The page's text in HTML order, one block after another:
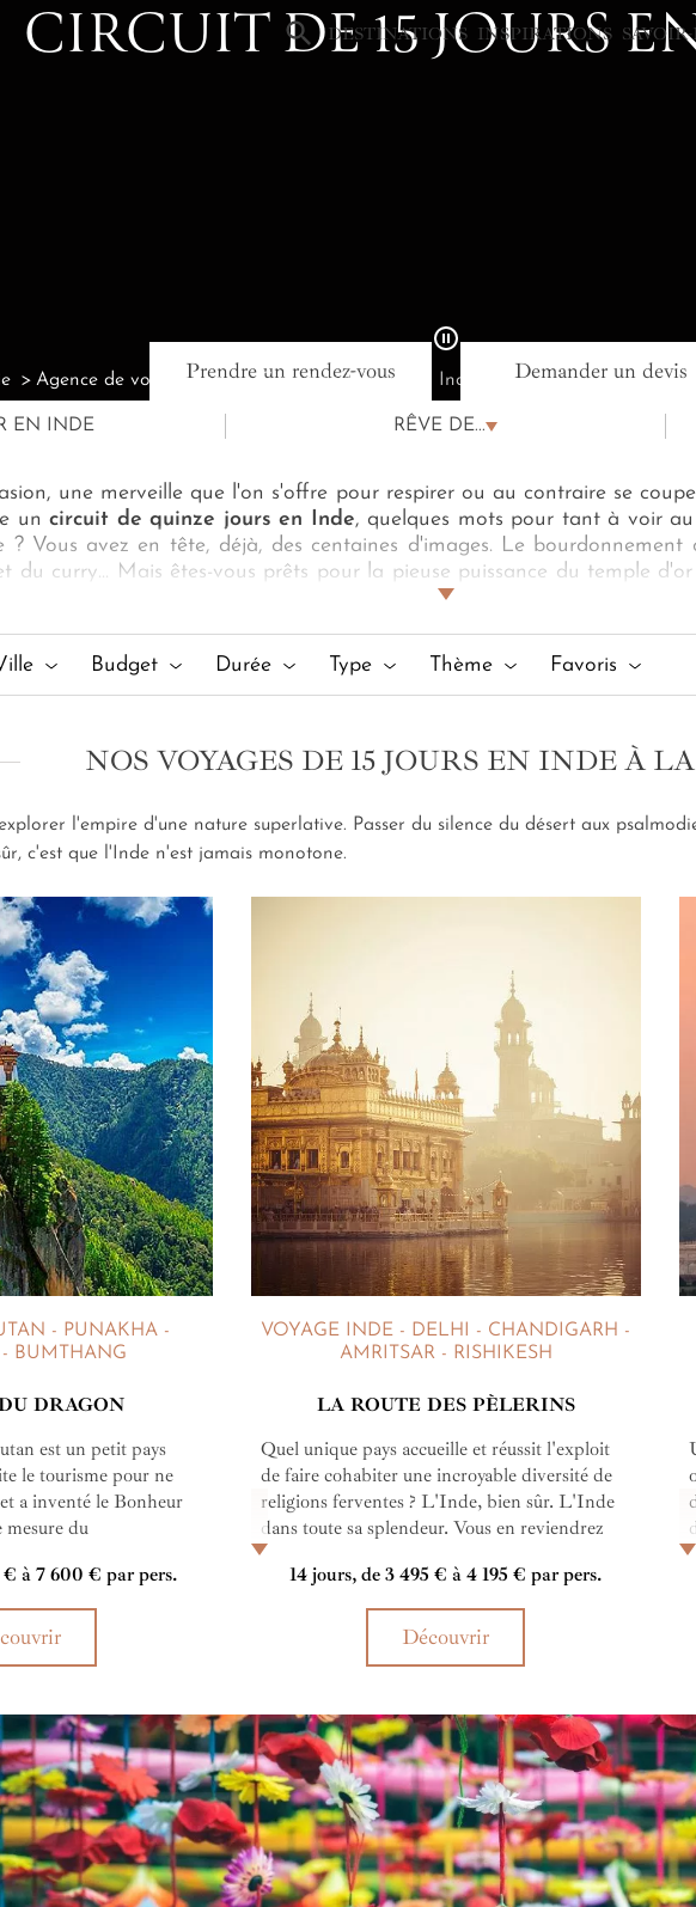
× DESTINATIONS INSPIRATIONS
CIRCUIT DE 15 JOURS
Prendre un rendez-vous Demander un devis
Agence de voyage Inde Circuit de 15 jours en Inde
EN INDE RÊVE DE...
une merveille que l'on s'offre pour respirer ou au contraire se
uncircuit de quinze jours en Inde, quelques mots pour tant à voir au
Vous avez en tête, déjà, des centaines d'images. Le bourdonnement
du curry... Mais êtes-vous prêts pour la pieuse puissance du temple
regards ? Chauffeur, guide francophone, votre créateur d'itinéraire et
ce que vous imaginez.
Budget Durée Type Thème Favoris
NOS VOYAGES DE 15 JOURS EN INDE À
l'empire d'une nature superlative. Passer du silence du désert aux
c'est que l'Inde n'est jamais monotone.
- PUNAKHA -
- BUMTHANG
DRAGON
est un petit pays
le tourisme pour ne
a inventé le Bonheur
du
depuis peu,
dans le pays pour les
d'arréter de
€ à 7 600 € par pers.
VOYAGE INDE - DELHI - CHANDIGARH -
AMRITSAR - RISHIKESH
LA ROUTE DES PÈLERINS
Quel unique pays accueille et réussit l'exploit
de faire cohabiter une incroyable diversité de
religions ferventes ? L'Inde, bien sûr. L'Inde
dans toute sa splendeur. Vous en reviendrez
meilleur. C'est sûr !
14 jours, de 3 495 € à 4 195 € par pers.
Découvrir